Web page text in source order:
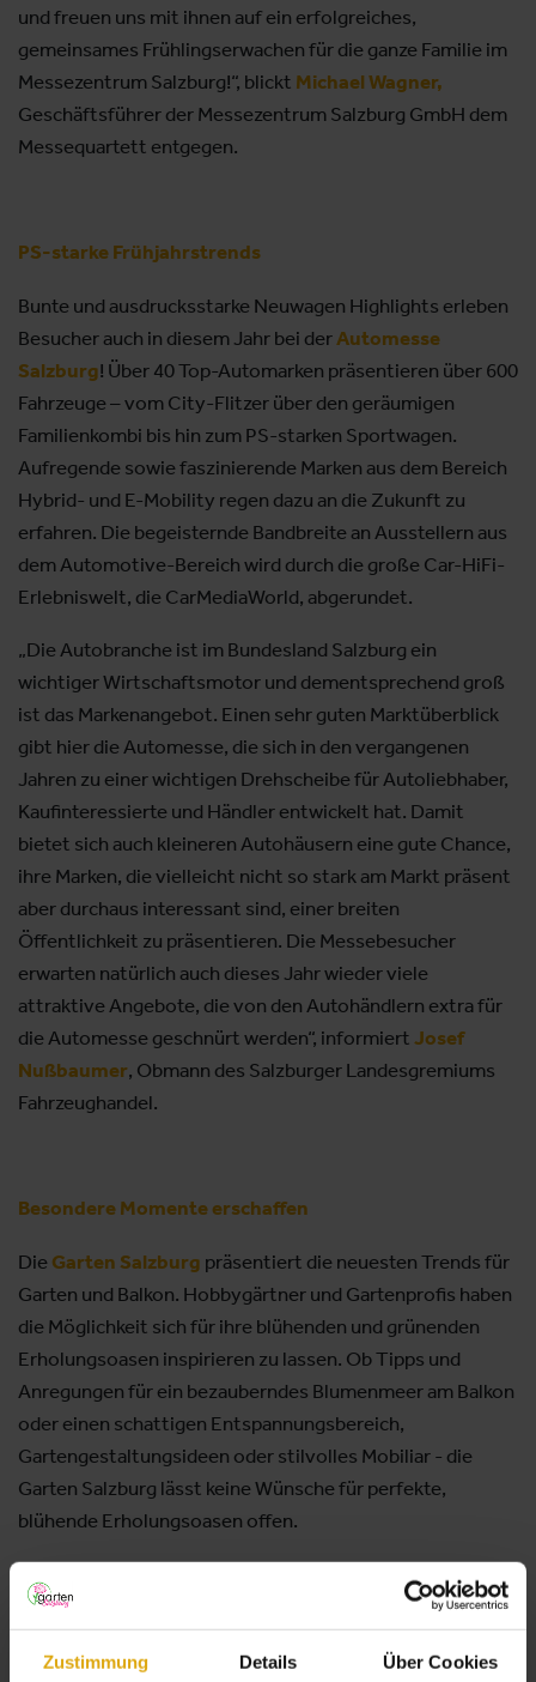
Zustimmung Details Über Cookies
und freuen uns mit ihnen auf ein erfolgreiches,
gemeinsames Frühlingserwachen für die ganze Familie im
Messezentrum Salzburg!“, blickt Michael Wagner,
Geschäftsführer der Messezentrum Salzburg GmbH dem
Messequartett entgegen.
PS-starke Frühjahrstrends
Bunte und ausdrucksstarke Neuwagen Highlights erleben
Besucher auch in diesem Jahr bei der Automesse
Salzburg! Über 40 Top-Automarken präsentieren über 600
Fahrzeuge – vom City-Flitzer über den geräumigen
Familienkombi bis hin zum PS-starken Sportwagen.
Aufregende sowie faszinierende Marken aus dem Bereich
Hybrid- und E-Mobility regen dazu an die Zukunft zu
erfahren. Die begeisternde Bandbreite an Ausstellern aus
dem Automotive-Bereich wird durch die große Car-HiFi-
Erlebniswelt, die CarMediaWorld, abgerundet.
„Die Autobranche ist im Bundesland Salzburg ein
wichtiger Wirtschaftsmotor und dementsprechend groß
ist das Markenangebot. Einen sehr guten Marktüberblick
gibt hier die Automesse, die sich in den vergangenen
Jahren zu einer wichtigen Drehscheibe für Autoliebhaber,
Kaufinteressierte und Händler entwickelt hat. Damit
bietet sich auch kleineren Autohäusern eine gute Chance,
ihre Marken, die vielleicht nicht so stark am Markt präsent
aber durchaus interessant sind, einer breiten
Öffentlichkeit zu präsentieren. Die Messebesucher
erwarten natürlich auch dieses Jahr wieder viele
attraktive Angebote, die von den Autohändlern extra für
die Automesse geschnürt werden“, informiert Josef
Nußbaumer, Obmann des Salzburger Landesgremiums
Fahrzeughandel.
Besondere Momente erschaffen
Die Garten Salzburg präsentiert die neuesten Trends für
Garten und Balkon. Hobbygärtner und Gartenprofis haben
die Möglichkeit sich für ihre blühenden und grünenden
Erholungsoasen inspirieren zu lassen. Ob Tipps und
Anregungen für ein bezauberndes Blumenmeer am Balkon
oder einen schattigen Entspannungsbereich,
Gartengestaltungsideen oder stilvolles Mobiliar - die
Garten Salzburg lässt keine Wünsche für perfekte,
blühende Erholungsoasen offen.
Gaumenfreuden erleben – vom Garten in die Küche